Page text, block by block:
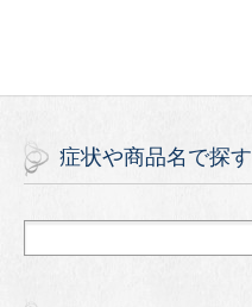
症状や商品名で探す